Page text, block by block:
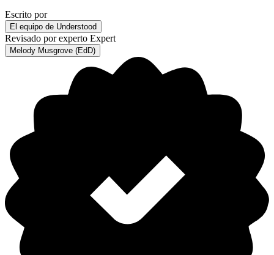
Escrito por
El equipo de Understood
Revisado por experto Expert
Melody Musgrove (EdD)